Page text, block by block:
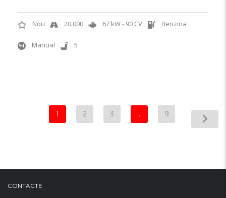
Nou 20.000 67 kW - 90 CV Benzina
Manual 5
1 2 3 … 9
CONTACTE